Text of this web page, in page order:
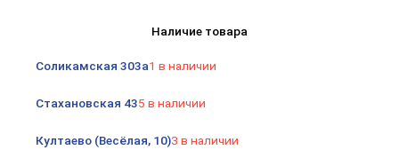
Наличие товара
Соликамская 303а1 в наличии
Стахановская 435 в наличии
Култаево (Весёлая, 10)3 в наличии